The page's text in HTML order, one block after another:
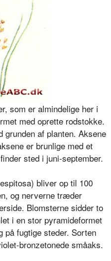
som er almindelige her i
med oprette rodstokke.
grunden af planten. Aksene
er brunlige med et
sted i juni-september.
bliver op til 100
og nerverne træder
Blomsterne sidder to
i en stor pyramideformet
på fugtige steder. Sorten
bronzetonede småaks.